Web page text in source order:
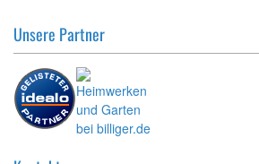
Unsere Partner